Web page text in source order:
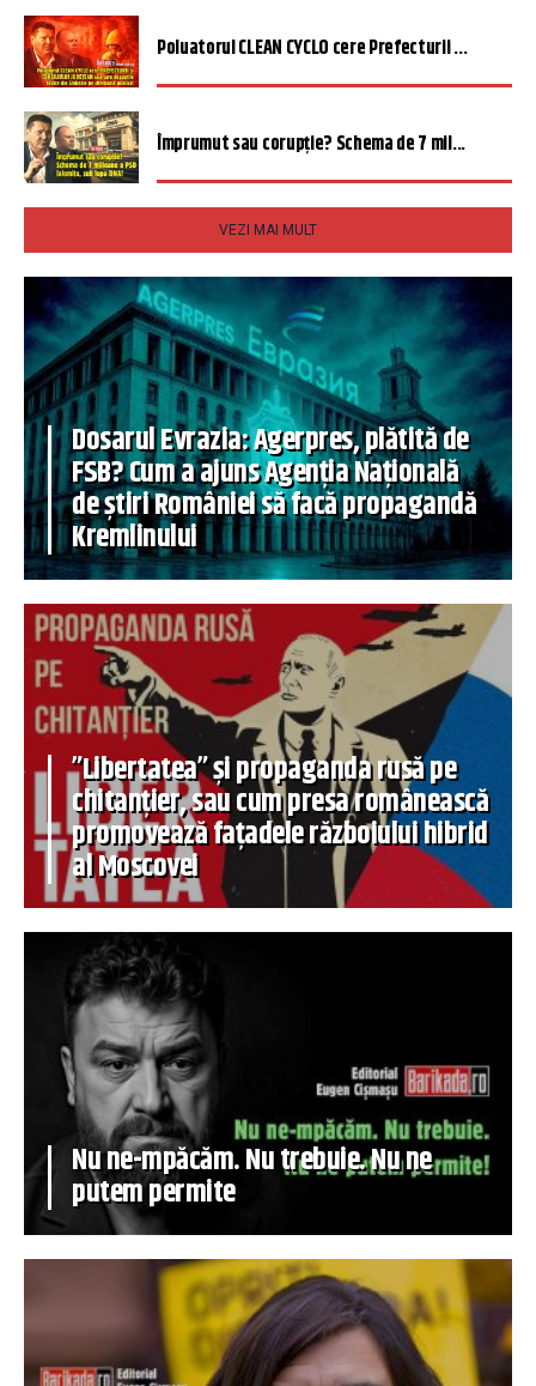
Poluatorul CLEAN CYCLO cere Prefecturii ...
Împrumut sau corupție? Schema de 7 mil...
VEZI MAI MULT
Dosarul Evrazia: Agerpres, plătită de
FSB? Cum a ajuns Agenția Națională
de știri României să facă propagandă
Kremlinului
”Libertatea” și propaganda rusă pe
chitanțier, sau cum presa românească
promovează fațadele războiului hibrid
al Moscovei
Nu ne-mpăcăm. Nu trebuie. Nu ne
putem permite